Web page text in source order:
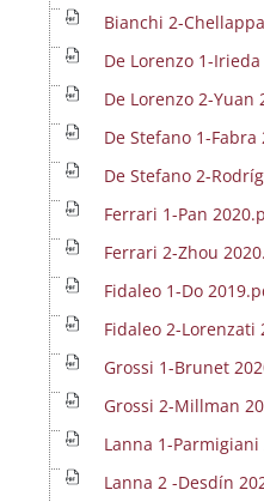
Bianchi 2-
De Lorenzo 1-
De Lorenzo 2-Yuan
De Stefano 1-
De Stefano 2-
Ferrari 1-Pan
Ferrari 2-Zhou
Fidaleo 1-Do
Fidaleo 2-Lorenzati
Grossi 1-Brunet
Grossi 2-Millman
Lanna 1-
Lanna 2 -Desdín